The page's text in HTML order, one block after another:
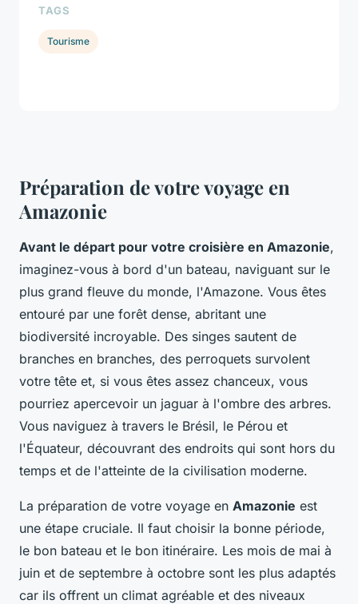
Préparation de votre voyage en
Amazonie
Avant le départ pour votre croisière en Amazonie,
imaginez-vous à bord d'un bateau, naviguant sur le
plus grand fleuve du monde, l'Amazone. Vous êtes
entouré par une forêt dense, abritant une
biodiversité incroyable. Des singes sautent de
branches en branches, des perroquets survolent
votre tête et, si vous êtes assez chanceux, vous
pourriez apercevoir un jaguar à l'ombre des arbres.
Vous naviguez à travers le Brésil, le Pérou et
l'Équateur, découvrant des endroits qui sont hors du
temps et de l'atteinte de la civilisation moderne.
La préparation de votre voyage en Amazonie est
une étape cruciale. Il faut choisir la bonne période,
le bon bateau et le bon itinéraire. Les mois de mai à
juin et de septembre à octobre sont les plus adaptés
car ils offrent un climat agréable et des niveaux
TAGS
Tourisme